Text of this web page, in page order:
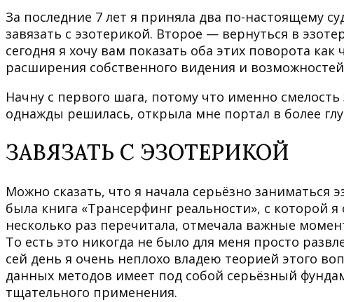
За последние 7 лет я приняла два по-настоящему
завязать с эзотерикой. Второе — вернуться в
сегодня я хочу вам показать оба этих поворота
расширения собственного видения и
Начну с первого шага, потому что именно
однажды решилась, открыла мне портал в более
ЗАВЯЗАТЬ С ЭЗОТЕРИКОЙ
Можно сказать, что я начала серьёзно заниматься
была книга «Трансерфинг реальности», с которой
несколько раз перечитала, отмечала важные
То есть это никогда не было для меня просто
сей день я очень неплохо владею теорией этого
данных методов имеет под собой серьёзный
тщательного применения.